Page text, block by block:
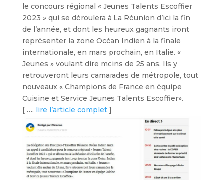
le concours régional « Jeunes Talents Escoffier
2023 » qui se déroulera à La Réunion d’ici la fin
de l’année, et dont les heureux gagnants iront
représenter la zone Océan Indien à la finale
internationale, en mars prochain, en Italie. «
Jeunes » voulant dire moins de 25 ans. Ils y
retrouveront leurs camarades de métropole, tout
nouveaux « Champions de France en équipe
Cuisine et Service Jeunes Talents Escoffier».
[ …. lire l’article complet]